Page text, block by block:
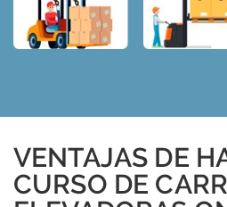
VENTAJAS DE
CURSO DE